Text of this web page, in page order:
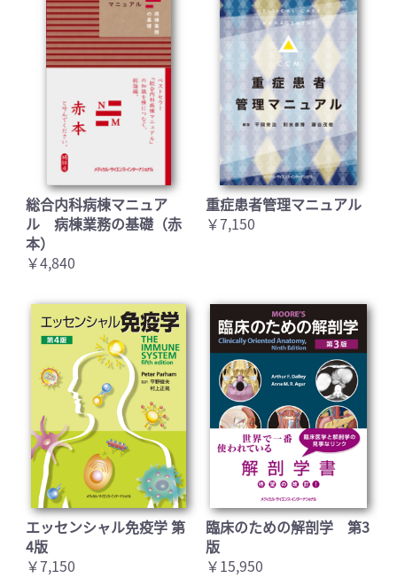
総合内科病棟マニュア
ル 病棟業務の基礎（赤
本）
￥4,840
重症患者管理マニュアル
￥7,150
エッセンシャル免疫学 第
4版
￥7,150
臨床のための解剖学 第3
版
￥15,950